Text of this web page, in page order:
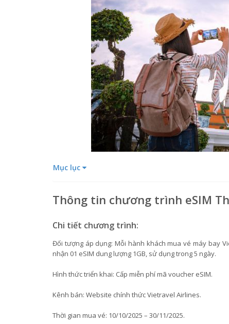
Mục lục
Thông tin chương trình eSIM
Chi tiết chương trình:
Đối tượng áp dụng: Mỗi hành khách mua vé máy bay
nhận 01 eSIM dung lượng 1GB, sử dụng trong 5 ngày.
Hình thức triển khai: Cấp miễn phí mã voucher eSIM.
Kênh bán: Website chính thức Vietravel Airlines.
Thời gian mua vé: 10/10/2025 – 30/11/2025.